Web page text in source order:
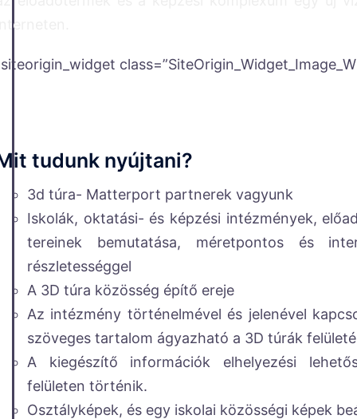
tudunk nyújtani?
3d túra- Matterport partnerek vagyunk
Iskolák, oktatási- és képzési intézmények,
tereinek bemutatása, méretpontos és
részletességgel
A 3D túra közösség építő ereje
Az intézmény történelmével és jelenével
szöveges tartalom ágyazható a 3D túrák
A kiegészítő információk elhelyezési
felületen történik.
Osztályképek, és egy iskolai közösségi képek